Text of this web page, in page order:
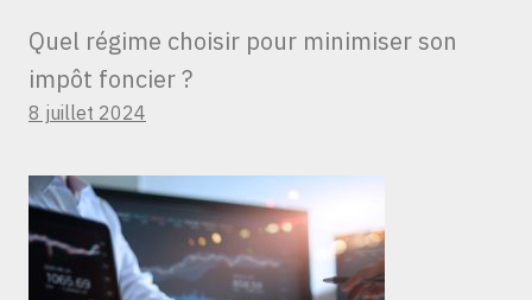
Quel régime choisir pour minimiser son
impôt foncier ?
8 juillet 2024